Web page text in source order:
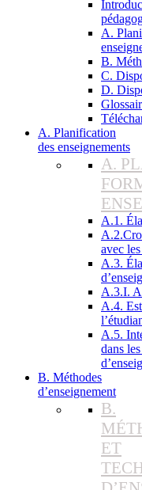
A.
B.
C.
D.
A. Planification
des enseignements
A.
A.1.
avec
A.3.
A.3.I.
A.4.
A.5.
dans
B. Méthodes
d’enseignement
B.
ET